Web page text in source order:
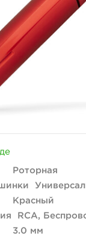
Роторная
Красный
RCA,
3.0 мм